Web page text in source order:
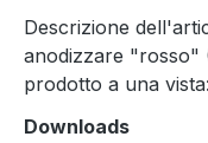
Descrizione
anodizzare "rosso"
prodotto a una
Downloads